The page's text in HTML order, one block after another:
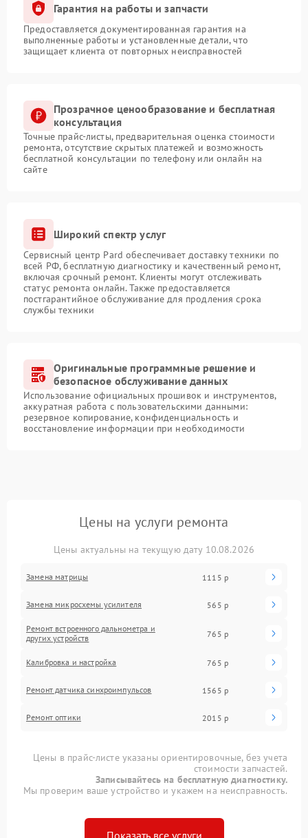
Гарантия на работы и запчасти
Предоставляется документированная гарантия на
выполненные работы и установленные детали, что
защищает клиента от повторных неисправностей
Прозрачное ценообразование и бесплатная
консультация
Точные прайс-листы, предварительная оценка стоимости
ремонта, отсутствие скрытых платежей и возможность
бесплатной консультации по телефону или онлайн на
сайте
Широкий спектр услуг
Сервисный центр Pard обеспечивает доставку техники по
всей РФ, бесплатную диагностику и качественный ремонт,
включая срочный ремонт. Клиенты могут отслеживать
статус ремонта онлайн. Также предоставляется
постгарантийное обслуживание для продления срока
службы техники
Оригинальные программные решение и
безопасное обслуживание данных
Использование официальных прошивок и инструментов,
аккуратная работа с пользовательскими данными:
резервное копирование, конфиденциальность и
восстановление информации при необходимости
Цены на услуги ремонта
Цены актуальны на текущую дату 10.08.2026
Замена матрицы 1115 р
Замена микросхемы усилителя 565 р
Ремонт встроенного дальнометра и
других устройств
765 р
Калибровка и настройка 765 р
Ремонт датчика синхроимпульсов 1565 р
Ремонт оптики 2015 р
Цены в прайс-листе указаны ориентировочные, без учета
стоимости запчастей.
Записывайтесь на бесплатную диагностику.
Мы проверим ваше устройство и укажем на неисправность.